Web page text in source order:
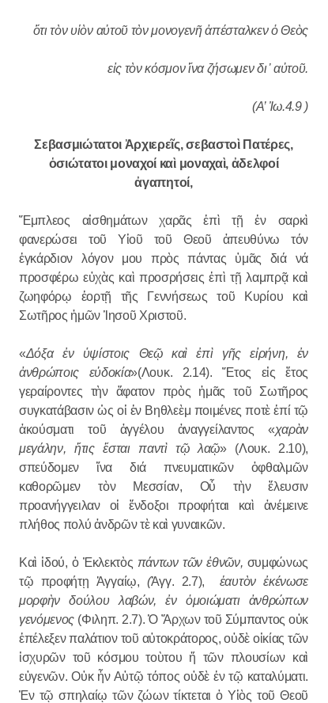
ὅτι τὸν υἱὸν αὐτοῦ τὸν μονογενῆ ἀπέσταλκεν ὁ Θεὸς
εἰς τὸν κόσμον ἵνα ζήσωμεν δι᾿ αὐτοῦ.
(Α’ Ἰω.4.9 )
Σεβασμιώτατοι Ἀρχιερεῖς, σεβαστοὶ Πατέρες,
ὁσιώτατοι μοναχοί καὶ μοναχαὶ, ἀδελφοί
ἀγαπητοί,
Ἔμπλεος αἰσθημάτων χαρᾶς ἐπὶ τῇ ἐν σαρκὶ
φανερώσει τοῦ Υἱοῦ τοῦ Θεοῦ ἀπευθύνω τόν
ἐγκάρδιον λόγον μου πρὸς πάντας ὑμᾶς διά νά
προσφέρω εὐχὰς καὶ προσρήσεις ἐπὶ τῇ λαμπρᾷ καὶ
ζωηφόρῳ ἑορτῇ τῆς Γεννήσεως τοῦ Κυρίου καὶ
Σωτῆρος ἡμῶν Ἱησοῦ Χριστοῦ.
«Δόξα ἐν ὑψίστοις Θεῷ καὶ ἐπὶ γῆς εἰρήνη, ἐν
ἀνθρώποις εὐδοκία»(Λουκ. 2.14). Ἔτος εἰς ἔτος
γεραίροντες τὴν ἄφατον πρὸς ἡμᾶς τοῦ Σωτῆρος
συγκατάβασιν ὡς οἱ ἐν Βηθλεὲμ ποιμένες ποτὲ ἐπί τῷ
ἀκούσματι τοῦ ἀγγέλου ἀναγγείλαντος «χαρὰν
μεγάλην, ἥτις ἔσται παντὶ τῷ λαῷ» (Λουκ. 2.10),
σπεύδομεν ἵνα διά πνευματικῶν ὀφθαλμῶν
καθορῶμεν τὸν Μεσσίαν, Οὗ τὴν ἔλευσιν
προανήγγειλαν οἱ ἔνδοξοι προφήται καὶ ἀνέμεινε
πλήθος πολύ ἀνδρῶν τὲ καὶ γυναικῶν.
Καὶ ἰδού, ὁ Ἐκλεκτὸς πάντων τῶν ἐθνῶν, συμφώνως
τῷ προφήτῃ Ἀγγαίῳ, (Ἀγγ. 2.7), ἑαυτὸν ἐκένωσε
μορφὴν δούλου λαβών, ἐν ὁμοιώματι ἀνθρώπων
γενόμενος (Φιληπ. 2.7). Ὁ Ἄρχων τοῦ Σύμπαντος οὐκ
ἐπέλεξεν παλάτιον τοῦ αὐτοκράτορος, οὐδὲ οἰκίας τῶν
ἰσχυρῶν τοῦ κόσμου τοὺτου ἤ τῶν πλουσίων καὶ
εὐγενῶν. Οὐκ ἦν Αὐτῷ τόπος οὐδὲ ἐν τῷ καταλύματι.
Ἐν τῷ σπηλαίῳ τῶν ζώων τίκτεται ὁ Υἱὸς τοῦ Θεοῦ